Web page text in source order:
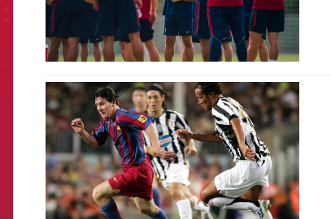
FCB Barcelona badge